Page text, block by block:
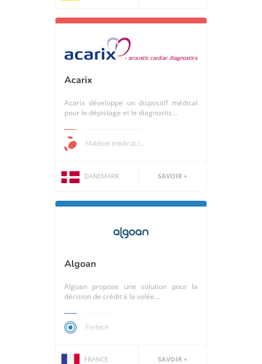
Acarix
Acarix développe un dispositif médical
pour le dépistage et le diagnostic...
Matériel médical /...
DANEMARK SAVOIR +
Algoan
Algoan propose une solution pour la
décision de crédit à la volée...
Fintech
FRANCE SAVOIR +